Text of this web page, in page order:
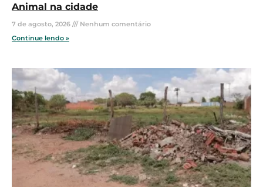
Animal na cidade
7 de agosto, 2026
Nenhum comentário
Continue lendo »